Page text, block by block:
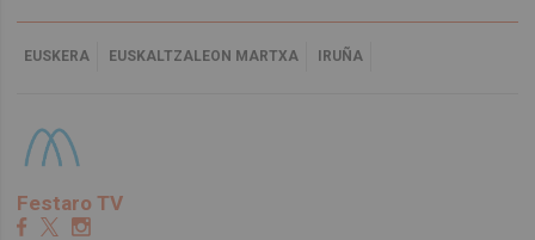
EUSKERA EUSKALTZALEON MARTXA IRUÑA
Festaro TV